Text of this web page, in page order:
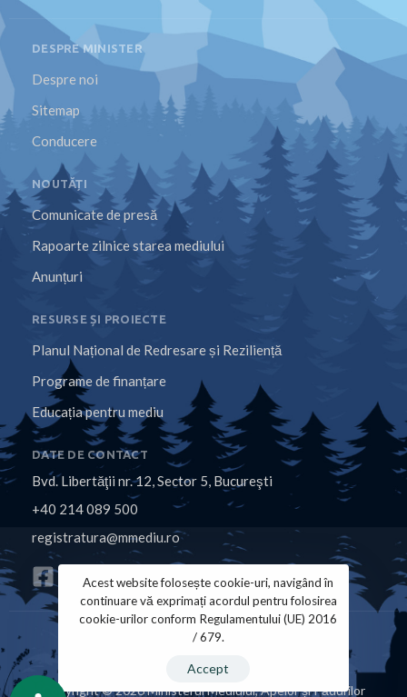
DESPRE MINISTER
Despre noi
Sitemap
Conducere
NOUTĂȚI
Comunicate de presă
Rapoarte zilnice starea mediului
Anunțuri
RESURSE ȘI PROIECTE
Planul Național de Redresare și Reziliență
Programe de finanțare
Educația pentru mediu
DATE DE CONTACT
Bvd. Libertăţii nr. 12, Sector 5, Bucureşti
+40 214 089 500
registratura@mmediu.ro
Copyright © 2026 Ministerul Mediului, Apelor și Pădurilor
Acest website folosește cookie-uri, navigând în
continuare vă exprimați acordul pentru folosirea
cookie-urilor conform Regulamentului (UE) 2016
/ 679.
Accept